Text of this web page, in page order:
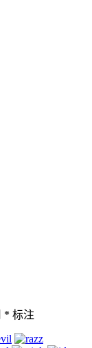
* 标注